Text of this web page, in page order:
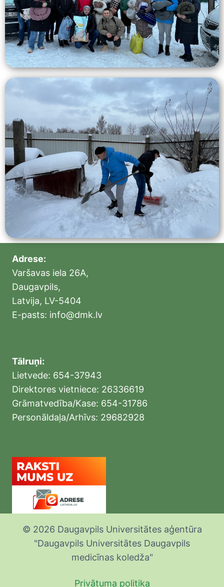
Adrese:
Varšavas iela 26A,
Daugavpils,
Latvija, LV-5404
E-pasts: info@dmk.lv
Tālruņi:
Lietvede: 654-37943
Direktores vietniece: 26336619
Grāmatvedība/Kase: 654-31786
Personāldaļa/Arhīvs: 29682928
© 2026 Daugavpils Universitātes aģentūra
"Daugavpils Universitātes Daugavpils
medicīnas koledža"
Privātuma politika